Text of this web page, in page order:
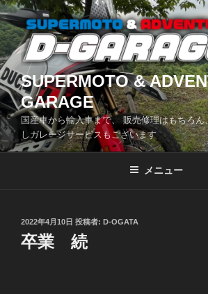
コ
ン
テ
ン
ツ
へ
ス
キ
ッ
SUPERMOTO &
GARAGE
国産車から輸入車まで、 販売修理はもちろ
しガレージサービスもございます
メニュー
投
稿
日:
2022年4月10日 投稿者: D-OGATA
卒業 続